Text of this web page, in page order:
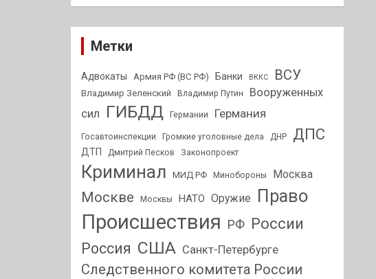
Метки
Адвокаты Армия РФ (ВС РФ) Банки ВККС ВСУ
Владимир Зеленский Владимир Путин
Вооруженных
сил
ГИБДД Германии Германия
Госавтоинспекции Громкие уголовные дела ДНР ДПС
ДТП Дмитрий Песков Законопроект
Криминал МИД РФ Минобороны Москва
Москве Москвы НАТО Оружие Право
Происшествия РФ России
Россия США Санкт-Петербурге
Следственного комитета России